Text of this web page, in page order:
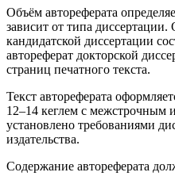
Объём автореферата
зависит от типа
кандидатской диссертации
автореферат докторской
страниц печатного текста.
Текст автореферата
12–14 кеглем с межстрочным
установлено требованиями
издательства.
Содержание автореферата